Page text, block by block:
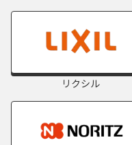
リクシル